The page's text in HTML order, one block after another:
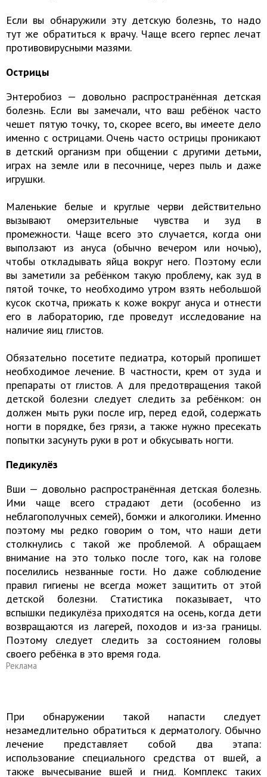
Если вы обнаружили эту детскую болезнь, то надо
тут же обратиться к врачу. Чаще всего герпес лечат
противовирусными мазями.
Острицы
Энтеробиоз — довольно распространённая детская
болезнь. Если вы замечали, что ваш ребёнок часто
чешет пятую точку, то, скорее всего, вы имеете дело
именно с острицами. Очень часто острицы проникают
в детский организм при общении с другими детьми,
играх на земле или в песочнице, через пыль и даже
игрушки.
Маленькие белые и круглые черви действительно
вызывают омерзительные чувства и зуд в
промежности. Чаще всего это случается, когда они
выползают из ануса (обычно вечером или ночью),
чтобы откладывать яйца вокруг него. Поэтому если
вы заметили за ребёнком такую проблему, как зуд в
пятой точке, то необходимо утром взять небольшой
кусок скотча, прижать к коже вокруг ануса и отнести
его в лабораторию, где проведут исследование на
наличие яиц глистов.
Обязательно посетите педиатра, который пропишет
необходимое лечение. В частности, крем от зуда и
препараты от глистов. А для предотвращения такой
детской болезни следует следить за ребёнком: он
должен мыть руки после игр, перед едой, содержать
ногти в порядке, без грязи, а также нужно пресекать
попытки засунуть руки в рот и обкусывать ногти.
Педикулёз
Вши — довольно распространённая детская болезнь.
Ими чаще всего страдают дети (особенно из
неблагополучных семей), бомжи и алкоголики. Именно
поэтому мы редко говорим о том, что наши дети
столкнулись с такой же проблемой. А обращаем
внимание на это только после того, как на голове
поселились незванные гости. Но даже соблюдение
правил гигиены не всегда может защитить от этой
детской болезни. Статистика показывает, что
вспышки педикулёза приходятся на осень, когда дети
возвращаются из лагерей, походов и из-за границы.
Поэтому следует следить за состоянием головы
своего ребёнка в это время года.
Реклама
При обнаружении такой напасти следует
незамедлительно обратиться к дерматологу. Обычно
лечение представляет собой два этапа:
использование специального средства от вшей, а
также вычесывание вшей и гнид. Комплекс таких